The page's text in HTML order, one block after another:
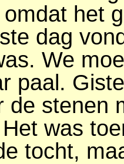
het
dag
We
paal.
de stenen
was
tocht,